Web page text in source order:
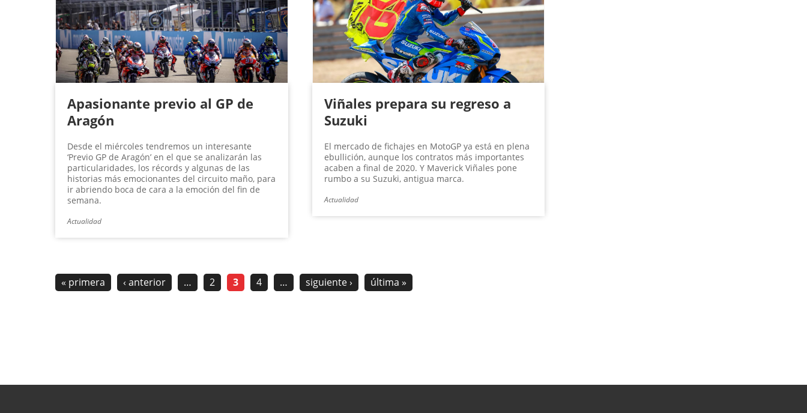
Apasionante previo al GP de
Aragón
Desde el miércoles tendremos un interesante
‘Previo GP de Aragón’ en el que se analizarán las
particularidades, los récords y algunas de las
historias más emocionantes del circuito maño, para
ir abriendo boca de cara a la emoción del fin de
semana.
Actualidad
Viñales prepara su regreso a
Suzuki
El mercado de fichajes en MotoGP ya está en plena
ebullición, aunque los contratos más importantes
acaben a final de 2020. Y Maverick Viñales pone
rumbo a su Suzuki, antigua marca.
Actualidad
« primera ‹ anterior … 2 3 4 … siguiente › última »